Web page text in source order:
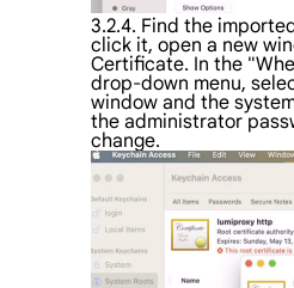
3.2.4. Find the
click it, open a new
Certificate. In the
drop-down menu,
window and the
the administrator
change.